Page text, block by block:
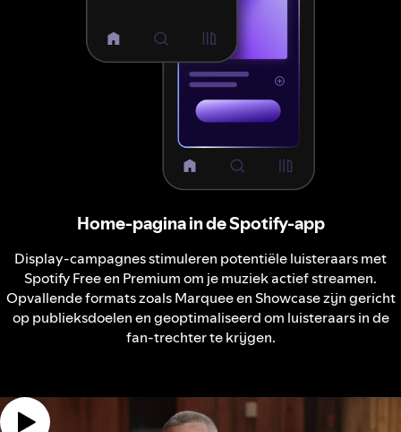
Home-pagina in de Spotify-app
Display-campagnes stimuleren potentiële luisteraars met
Spotify Free en Premium om je muziek actief streamen.
Opvallende formats zoals Marquee en Showcase zijn gericht
op publieksdoelen en geoptimaliseerd om luisteraars in de
fan-trechter te krijgen.